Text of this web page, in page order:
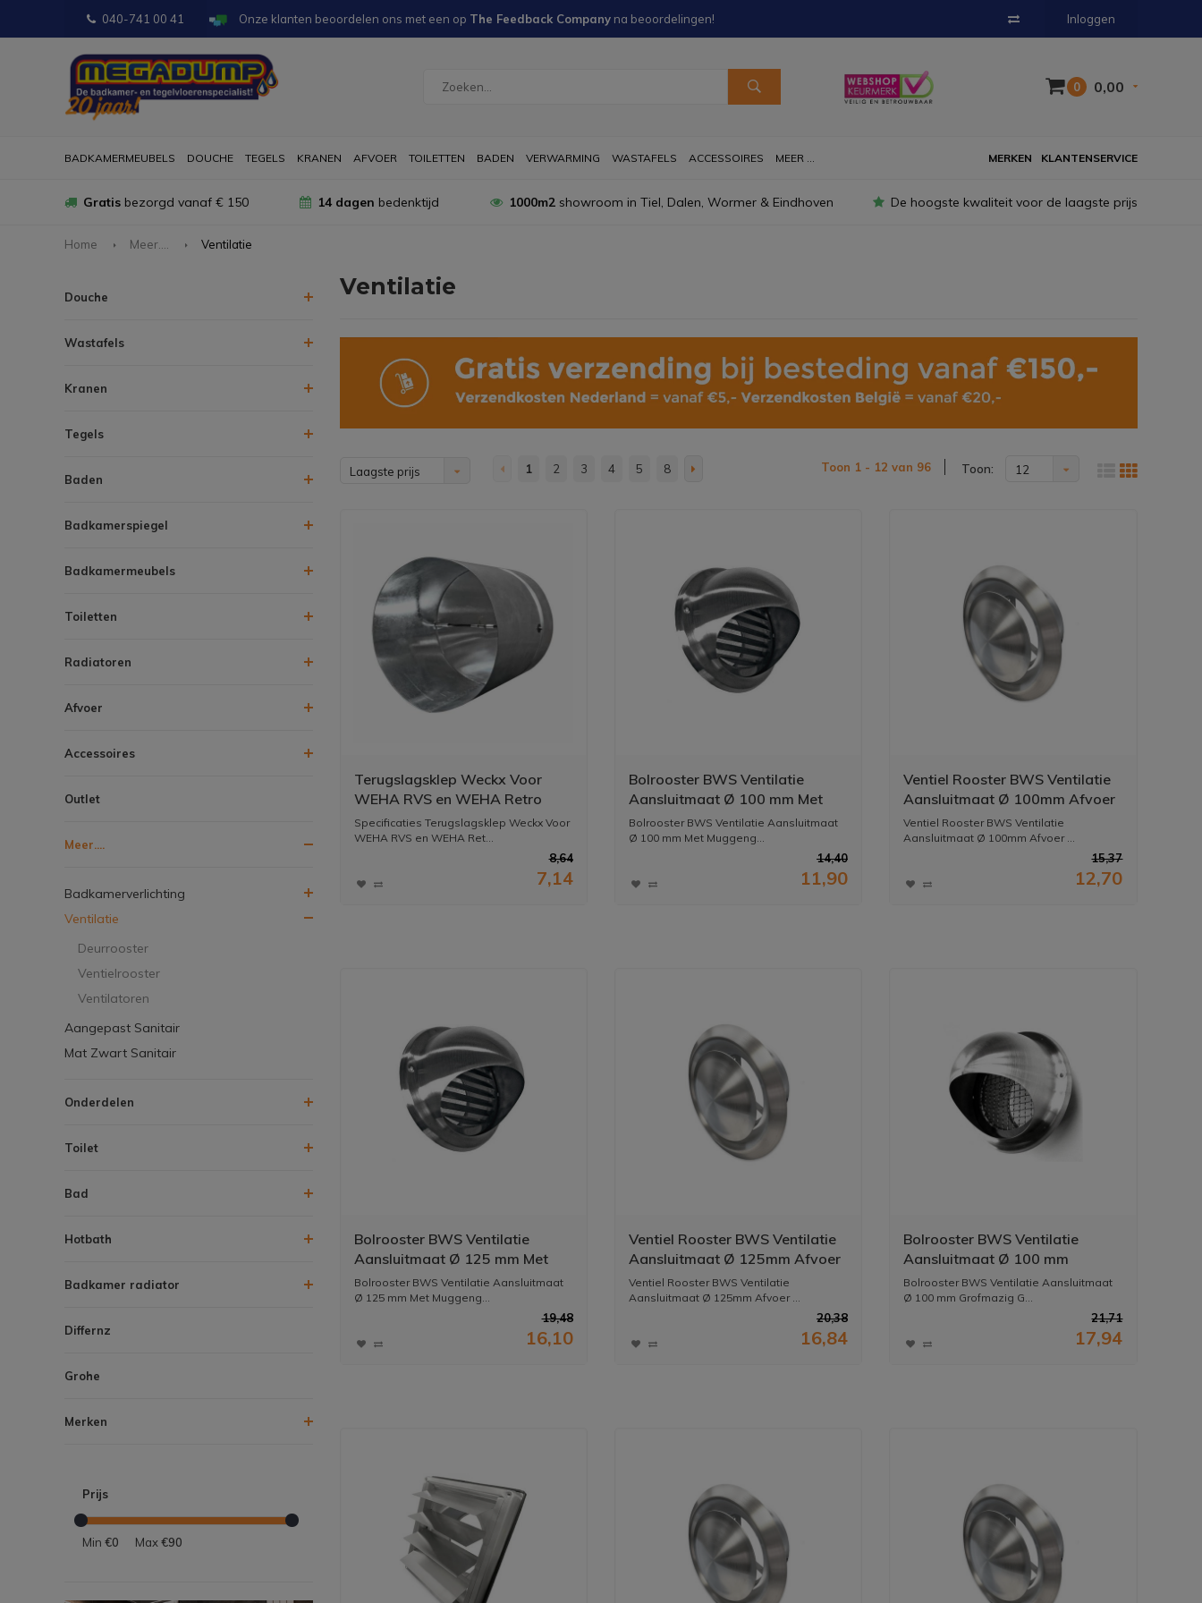
040-741 00 41 Onze klanten beoordelen ons met een op The Feedback Company na beoordelingen! Inloggen
0 0,00
BADKAMERMEUBELS DOUCHE TEGELS KRANEN AFVOER TOILETTEN BADEN VERWARMING WASTAFELS ACCESSOIRES MEER ... KLANTENSERVICE
MERKEN
Gratis bezorgd vanaf € 150 14 dagen bedenktijd 1000m2showroom in Tiel, Dalen, Wormer & Eindhoven De hoogste kwaliteit voor de laagste prijs
Home Meer.... Ventilatie
Douche
Wastafels
Kranen
Tegels
Baden
Badkamerspiegel
Badkamermeubels
Toiletten
Radiatoren
Afvoer
Accessoires
Outlet
Meer....
Badkamerverlichting
Ventilatie
Deurrooster
Ventielrooster
Ventilatoren
Aangepast Sanitair
Mat Zwart Sanitair
Onderdelen
Toilet
Bad
Hotbath
Badkamer radiator
Differnz
Grohe
Merken
Prijs
Min €0 Max€90
Ventilatie
Laagste prijs 1 2 3 4 5 8 Toon 1 - 12 van 96 Toon: 12
Terugslagsklep Weckx Voor
WEHA RVS en WEHA Retro
Ventilatieroosters 10 cm Staal
Specificaties Terugslagsklep Weckx Voor
WEHA RVS en WEHA Ret...
8,64
7,14
Bolrooster BWS Ventilatie
Aansluitmaat Ø 100 mm Met
Muggengaas RVS
Bolrooster BWS Ventilatie Aansluitmaat
Ø 100 mm Met Muggeng...
14,40
11,90
Ventiel Rooster BWS Ventilatie
Aansluitmaat Ø 100mm Afvoer
En Toevoer Geborsteld RVS
Ventiel Rooster BWS Ventilatie
Aansluitmaat Ø 100mm Afvoer ...
15,37
12,70
Bolrooster BWS Ventilatie
Aansluitmaat Ø 125 mm Met
Muggengaas RVS
Bolrooster BWS Ventilatie Aansluitmaat
Ø 125 mm Met Muggeng...
19,48
16,10
Ventiel Rooster BWS Ventilatie
Aansluitmaat Ø 125mm Afvoer
En Toevoer Geborsteld RVS
Ventiel Rooster BWS Ventilatie
Aansluitmaat Ø 125mm Afvoer ...
20,38
16,84
Bolrooster BWS Ventilatie
Aansluitmaat Ø 100 mm
Grofmazig Gaas Met Hoge
Doorlaat RVS
Bolrooster BWS Ventilatie Aansluitmaat
Ø 100 mm Grofmazig G...
21,71
17,94